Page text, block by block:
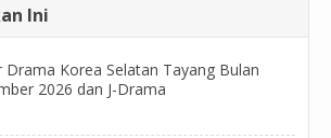
Ini
Drama Korea Selatan Tayang Bulan
2026 dan J-Drama